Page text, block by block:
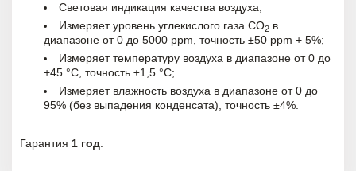
Световая индикация качества воздуха;
Измеряет уровень углекислого газа CO2 в
диапазоне от 0 до 5000 ppm, точность ±50 ppm + 5%;
Измеряет температуру воздуха в диапазоне от 0 до
+45 °С, точность ±1,5 °С;
Измеряет влажность воздуха в диапазоне от 0 до
95% (без выпадения конденсата), точность ±4%.
Гарантия 1 год